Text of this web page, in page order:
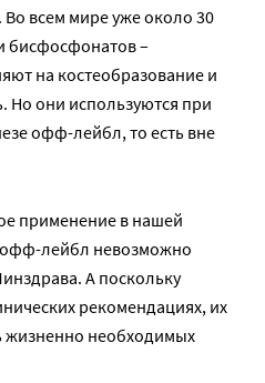
всем мире уже около 30
бисфосфонатов –
на костеобразование и
Но они используются при
офф-лейбл, то есть вне
применение в нашей
офф-лейбл невозможно
А поскольку
рекомендациях, их
жизненно необходимых